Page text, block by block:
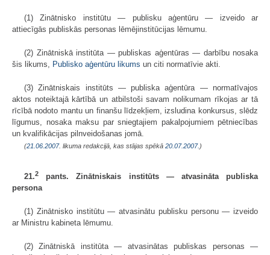
(1) Zinātnisko institūtu — publisku aģentūru — izveido ar
attiecīgās publiskās personas lēmējinstitūcijas lēmumu.
(2) Zinātniskā institūta — publiskas aģentūras — darbību nosaka
šis likums, Publisko aģentūru likums un citi normatīvie akti.
(3) Zinātniskais institūts — publiska aģentūra — normatīvajos
aktos noteiktajā kārtībā un atbilstoši savam nolikumam rīkojas ar tā
rīcībā nodoto mantu un finanšu līdzekļiem, izsludina konkursus, slēdz
līgumus, nosaka maksu par sniegtajiem pakalpojumiem pētniecības
un kvalifikācijas pilnveidošanas jomā.
(21.06.2007. likuma redakcijā, kas stājas spēkā 20.07.2007. )
21.2
pants. Zinātniskais institūts — atvasināta publiska
persona
(1) Zinātnisko institūtu — atvasinātu publisku personu — izveido
ar Ministru kabineta lēmumu.
(2) Zinātniskā institūta — atvasinātas publiskas personas —